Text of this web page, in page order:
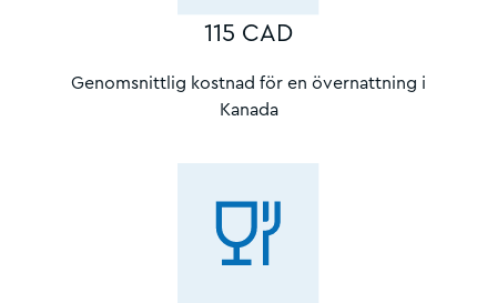
115 CAD
Genomsnittlig kostnad för en övernattning i
Kanada